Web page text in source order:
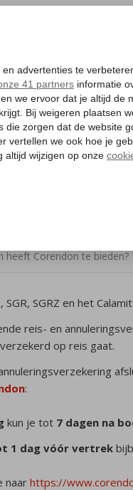
heeft Corendon te bieden?
SGRZ en het
reis- en
op reis gaat.
:
kun je tot 7 dagen na
1 dag vóór vertrek
naar https://